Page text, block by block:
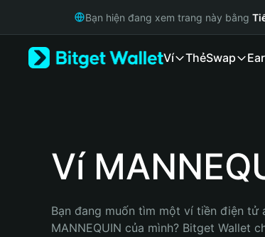
Русский
Bahasa Indonesia
Bạn hiện đang xem trang này bằng
Ví ThẻSwap
Ví
Bạn đang muốn tìm một ví tiền điện tử
MANNEQUIN của mình? Bitget Wallet